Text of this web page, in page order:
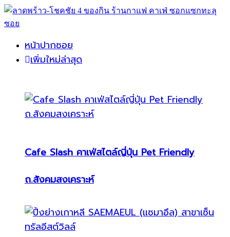
หน้าปากซอย
เพิ่มใหม่ล่าสุด
Cafe Slash คาเฟ่สไตล์ญี่ปุ่น Pet Friendly
ถ.สังคมสงเคราะห์